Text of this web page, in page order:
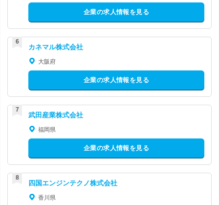
企業の求人情報を見る
カネマル株式会社
大阪府
企業の求人情報を見る
武田産業株式会社
福岡県
企業の求人情報を見る
四国エンジンテクノ株式会社
香川県